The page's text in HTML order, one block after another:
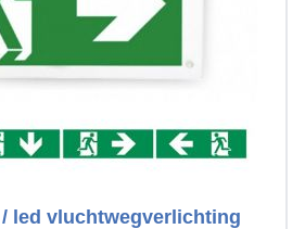
/ led vluchtwegverlichting